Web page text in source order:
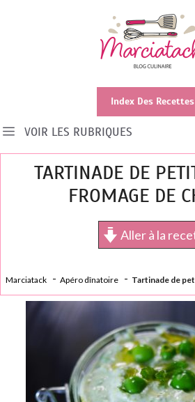
Index Des Recettes
VOIR LES RUBRIQUES
TARTINADE DE
FROMAGE DE
Aller à la
Marciatack Apéro dînatoire Tartinade de